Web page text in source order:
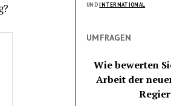
UNDINTERNATIONAL
UMFRAGEN
Wie bewerten
Arbeit der